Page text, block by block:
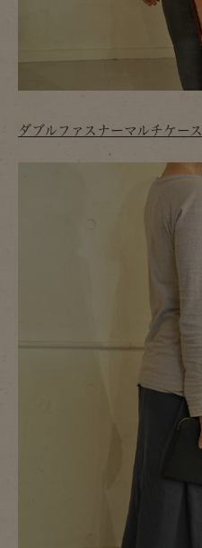
ダブルファスナーマルチケース